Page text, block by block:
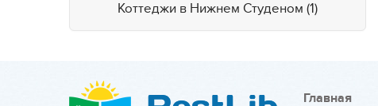
Коттеджи в Нижнем Студеном (1)
Главная